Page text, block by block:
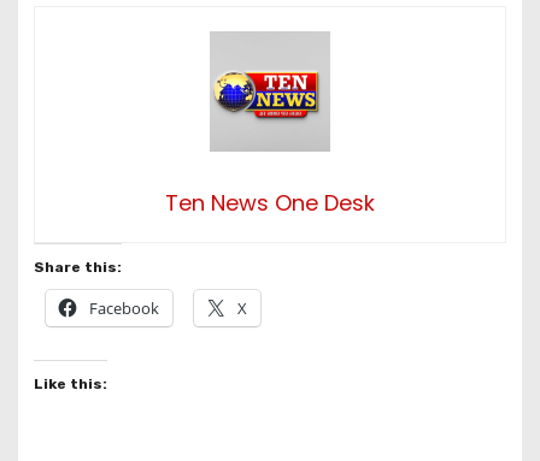
Ten News One Desk
Share this:
Facebook X
Like this: